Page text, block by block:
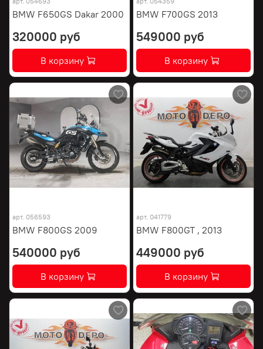
BMW F650GS Dakar 2000
320000 руб
В корзину
BMW F700GS 2013
549000 руб
В корзину
арт. 056593
BMW F800GS 2009
540000 руб
В корзину
арт. 041779
BMW F800GT , 2013
449000 руб
В корзину